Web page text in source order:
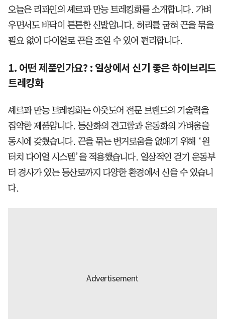
오늘은 리파인의 셰르파 만능 트레킹화를 소개합니다. 가벼
우면서도 바닥이 튼튼한 신발입니다. 허리를 굽혀 끈을 묶을
필요 없이 다이얼로 끈을 조일 수 있어 편리합니다.
1. 어떤 제품인가요? : 일상에서 신기 좋은 하이브리드
트레킹화
셰르파 만능 트레킹화는 아웃도어 전문 브랜드의 기술력을
집약한 제품입니다. 등산화의 견고함과 운동화의 가벼움을
동시에 갖췄습니다. 끈을 묶는 번거로움을 없애기 위해 ‘원
터치 다이얼 시스템’을 적용했습니다. 일상적인 걷기 운동부
터 경사가 있는 등산로까지 다양한 환경에서 신을 수 있습니
다.